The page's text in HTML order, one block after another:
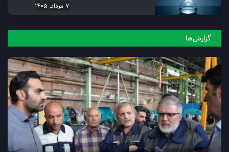
7 مرداد, 1405
گزارش‌ها